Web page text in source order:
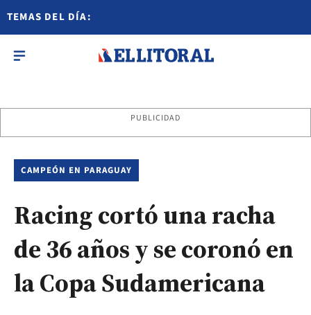
TEMAS DEL DÍA:
PUBLICIDAD
CAMPEÓN EN PARAGUAY
Racing cortó una racha
de 36 años y se coronó en
la Copa Sudamericana